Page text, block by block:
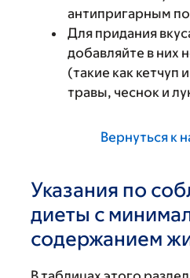
антипригарным
Для придания
добавляйте в них
(такие как кетчуп
травы, чеснок и
Вернуться к
Указания по
диеты с
содержанием